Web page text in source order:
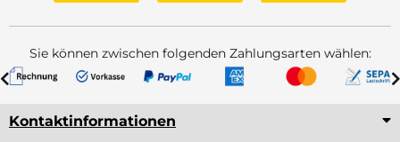
Sie können zwischen folgenden Zahlungsarten wählen:
Kontaktinformationen